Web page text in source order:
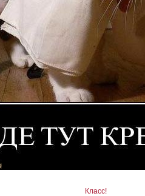
Класс!